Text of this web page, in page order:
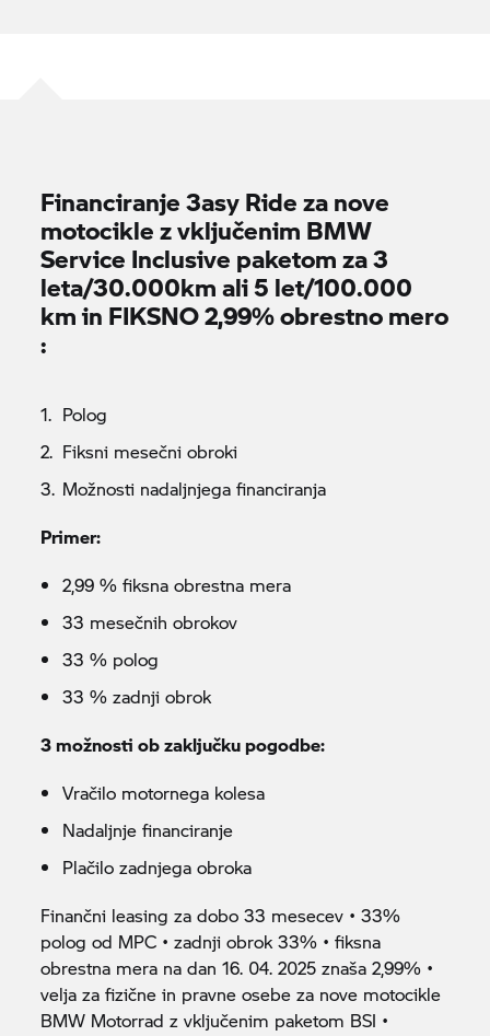
Financiranje3asy Rideza nove
motocikle z vključenim BMW
Service Inclusive paketom za 3
leta/30.000km ali 5 let/100.000
km in FIKSNO 2,99% obrestno mero
:
Polog
Fiksni mesečni obroki
Možnosti nadaljnjega financiranja
Primer:
2,99 % fiksna obrestna mera
33 mesečnih obrokov
33 % polog
33 % zadnji obrok
3 možnosti ob zaključku pogodbe:
Vračilo motornega kolesa
Nadaljnje financiranje
Plačilo zadnjega obroka
Finančni leasing za dobo 33 mesecev • 33%
polog od MPC • zadnji obrok 33% • fiksna
obrestna mera na dan 16. 04. 2025 znaša 2,99% •
velja za fizične in pravne osebe za nove motocikle
BMW Motorrad z vključenim paketom BSI •